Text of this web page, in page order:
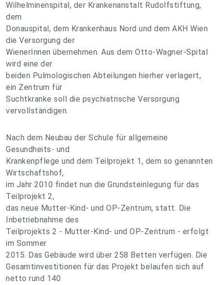
Wilhelminenspital, der Krankenanstalt Rudolfstiftung,
dem
Donauspital, dem Krankenhaus Nord und dem AKH Wien
die Versorgung der
WienerInnen übernehmen. Aus dem Otto-Wagner-Spital
wird eine der
beiden Pulmologischen Abteilungen hierher verlagert,
ein Zentrum für
Suchtkranke soll die psychiatrische Versorgung
vervollständigen.
Nach dem Neubau der Schule für allgemeine
Gesundheits- und
Krankenpflege und dem Teilprojekt 1, dem so genannten
Wirtschaftshof,
im Jahr 2010 findet nun die Grundsteinlegung für das
Teilprojekt 2,
das neue Mutter-Kind- und OP-Zentrum, statt. Die
Inbetriebnahme des
Teilprojekts 2 - Mutter-Kind- und OP-Zentrum - erfolgt
im Sommer
2015. Das Gebäude wird über 258 Betten verfügen. Die
Gesamtinvestitionen für das Projekt belaufen sich auf
netto rund 140